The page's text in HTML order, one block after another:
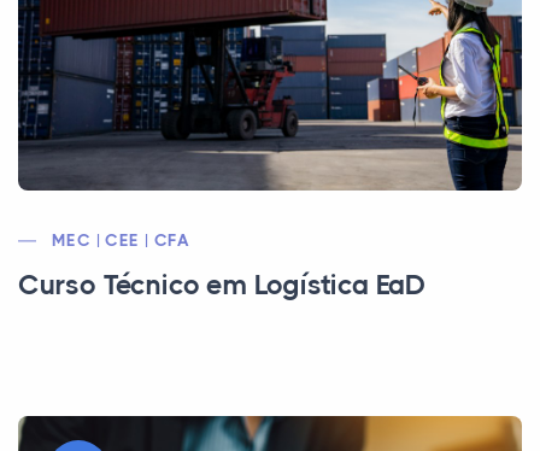
MEC | CEE | CFA
Curso Técnico em Logística EaD